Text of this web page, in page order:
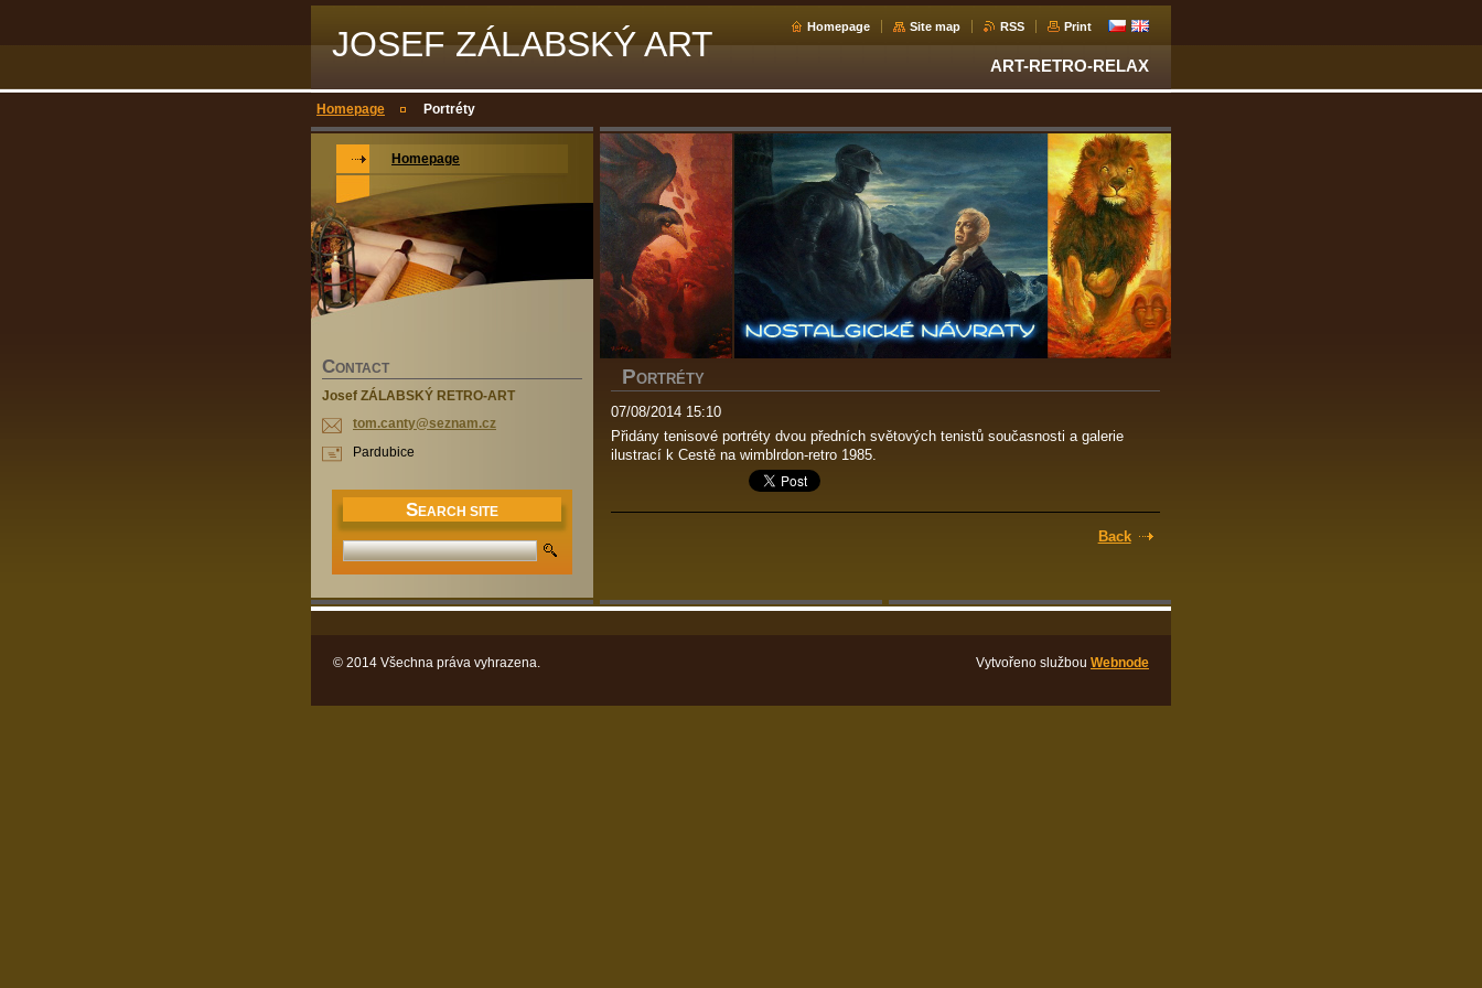
JOSEF ZÁLABSKÝ ART Homepage Site map RSS Print
ART-RETRO-RELAX
Homepage Portréty
PORTRÉTY
07/08/2014 15:10
Přidány tenisové portréty dvou předních světových tenistů současnosti a galerie
ilustrací k Cestě na wimblrdon-retro 1985.
Back
Homepage
CONTACT
Josef ZÁLABSKÝ RETRO-ART
tom.canty@seznam.cz
Pardubice
SEARCH SITE
© 2014 Všechna práva vyhrazena. Vytvořeno službou Webnode